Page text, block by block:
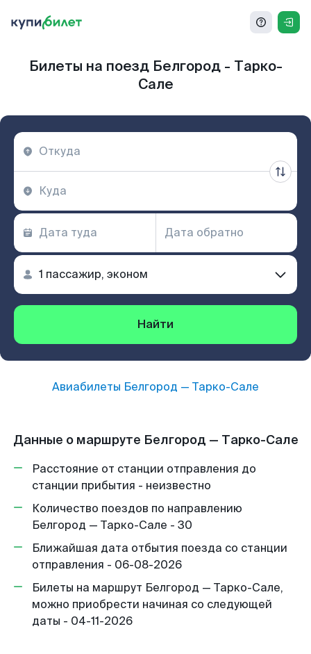
Билеты на поезд Белгород - Тарко-
Сале
Найти
Авиабилеты Белгород — Тарко-Сале
Данные о маршруте Белгород — Тарко-Сале
Расстояние от станции отправления до
станции прибытия - неизвестно
Количество поездов по направлению
Белгород — Тарко-Сале - 30
Ближайшая дата отбытия поезда со станции
отправления - 06-08-2026
Билеты на маршрут Белгород — Тарко-Сале,
можно приобрести начиная со следующей
даты - 04-11-2026